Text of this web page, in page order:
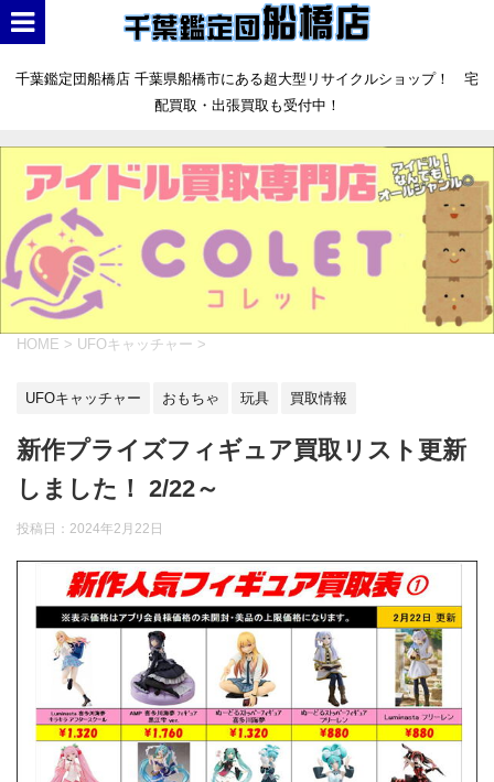
千葉鑑定団船橋店 千葉県船橋市にある超大型リサイクルショップ！ 宅
配買取・出張買取も受付中！
HOME > UFOキャッチャー >
UFOキャッチャー おもちゃ 玩具 買取情報
新作プライズフィギュア買取リスト更新
しました！ 2/22～
投稿日： 2024年2月22日